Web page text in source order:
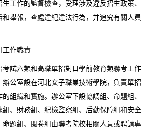
工作的監督檢查，受理涉及違反招生政策、
舉報，查處違紀違法行為，并追究有關人員
工作職責
考試六類和高職單招對口學前教育類聯考工作
辦公室設在河北女子職業技術學院，負責單招
組織和實施。辦公室下設協調組、命題組、
組、財務組、紀檢監察組、后勤保障組和安全
命題組、閱卷組由聯考院校相關人員或聘請專